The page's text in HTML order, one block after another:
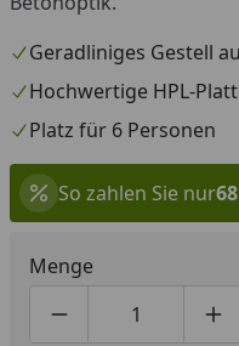
Geradliniges Gestell
Hochwertige HPL-
Platz für 6 Personen
So zahlen Sie nur
Menge
Produktmenge um